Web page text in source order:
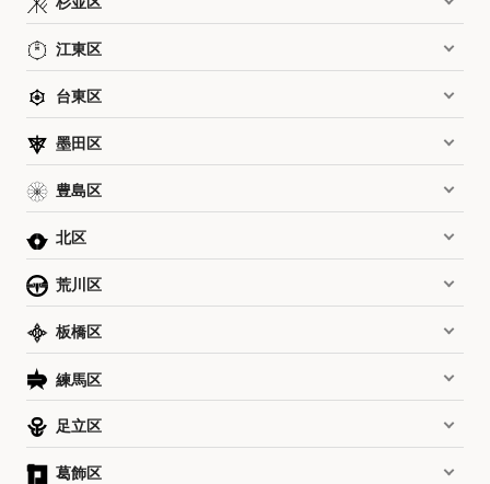
江東区
台東区
墨田区
豊島区
北区
荒川区
板橋区
練馬区
足立区
葛飾区